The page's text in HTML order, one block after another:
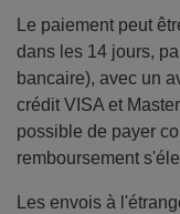
Le paiement peut
dans les 14 jours,
bancaire), avec un
crédit VISA et
possible de payer
remboursement
Les envois à